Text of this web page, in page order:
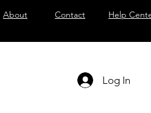
About Contact Help
Log In